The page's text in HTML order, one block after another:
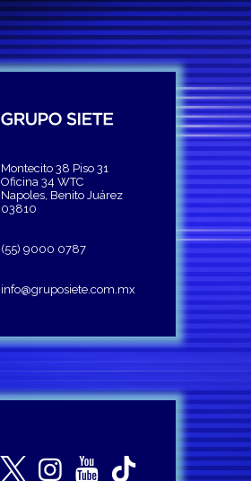
Montecito 38 Piso 31
Oficina 34 WTC
Napoles, Benito Juárez
03810
(55) 9000 0787
info@gruposiete.com.mx